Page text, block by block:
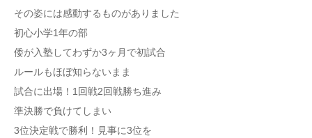
その姿には感動するものがありました
初心小学1年の部
倭が入塾してわずか3ヶ月で初試合
ルールもほぼ知らないまま
試合に出場！1回戦2回戦勝ち進み
準決勝で負けてしまい
3位決定戦で勝利！見事に3位を